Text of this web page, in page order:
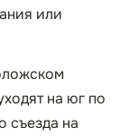
или
на юг по
съезда на